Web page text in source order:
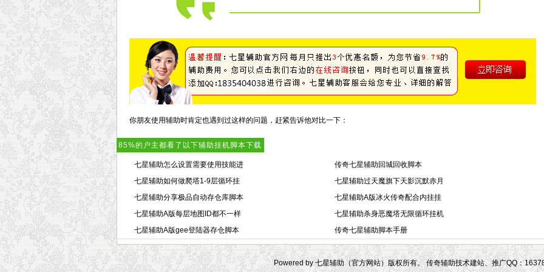
你朋友使用辅助时肯定也遇到过这样的问题，赶紧告诉他对比一下：
85%的户主都看了以下辅助挂机脚本下载
七星辅助怎么设置需要使用技能进
传奇七星辅助回城回收脚本
七星辅助如何做爬塔1-9层循环挂
七星辅助过天魔旗下天影沉默赤月
七星辅助分享极品自动存仓库脚本
七星辅助A版冰火传奇配合内挂挂
七星辅助A版每层地图ID都不一样
七星辅助杀身恶魔塔无限循环挂机
七星辅助A版gee登陆器存仓脚本
传奇七星辅助脚本手册
Powered by 七星辅助（官方网站）版权所有。 传奇辅助技术建站、推广QQ：